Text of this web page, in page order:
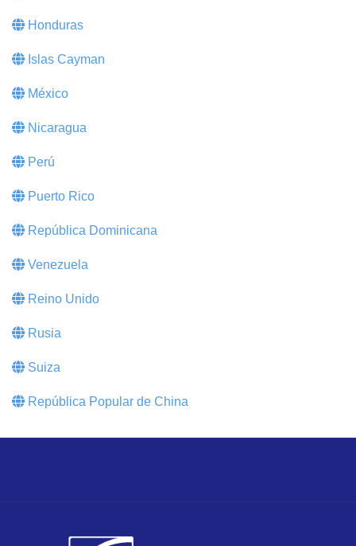
Honduras
Islas Cayman
México
Nicaragua
Perú
Puerto Rico
República Dominicana
Venezuela
Reino Unido
Rusia
Suiza
República Popular de China